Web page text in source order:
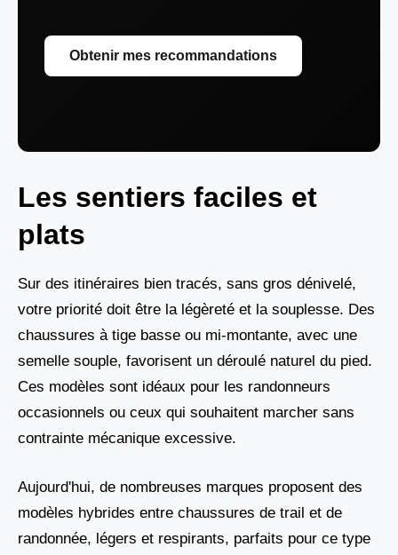
Obtenir mes recommandations
Les sentiers faciles et
plats
Sur des itinéraires bien tracés, sans gros dénivelé,
votre priorité doit être la légèreté et la souplesse. Des
chaussures à tige basse ou mi-montante, avec une
semelle souple, favorisent un déroulé naturel du pied.
Ces modèles sont idéaux pour les randonneurs
occasionnels ou ceux qui souhaitent marcher sans
contrainte mécanique excessive.
Aujourd'hui, de nombreuses marques proposent des
modèles hybrides entre chaussures de trail et de
randonnée, légers et respirants, parfaits pour ce type